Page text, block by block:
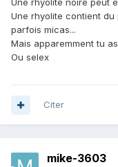
Une rhyolite noire peut
Une rhyolite contient
parfois micas...
Mais apparemment tu
Ou selex
Citer
mike-3603